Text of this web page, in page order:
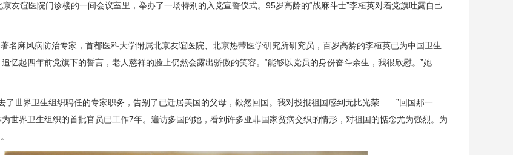
谊医院门诊楼的一间会议室里，举办了一场特别的入党宣誓仪式。95岁高龄的“战麻斗士”李桓英对着党旗吐露自己
麻风病防治专家，首都医科大学附属北京友谊医院、北京热带医学研究所研究员，百岁高龄的李桓英已为中国卫生
忆起四年前党旗下的誓言，老人慈祥的脸上仍然会露出骄傲的笑容。“能够以党员的身份奋斗余生，我很欣慰。”她
世界卫生组织聘任的专家职务，告别了已迁居美国的父母，毅然回国。我对投报祖国感到无比光荣……”回国那一
世界卫生组织的首批官员已工作7年。遍访多国的她，看到许多亚非国家贫病交织的情形，对祖国的惦念尤为强烈。为